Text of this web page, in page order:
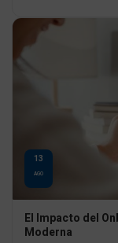
13
AGO
El Impacto del
Moderna